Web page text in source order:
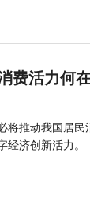
费活力何
推动我国居
济创新活力。